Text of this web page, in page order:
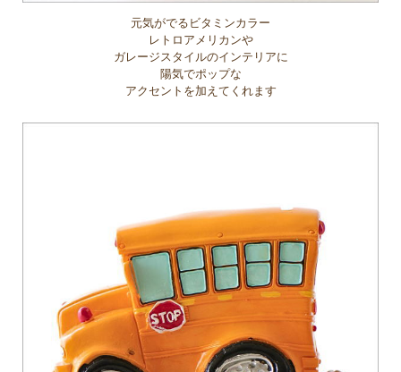
元気がでるビタミンカラー
レトロアメリカンや
ガレージスタイルのインテリアに
陽気でポップな
アクセントを加えてくれます